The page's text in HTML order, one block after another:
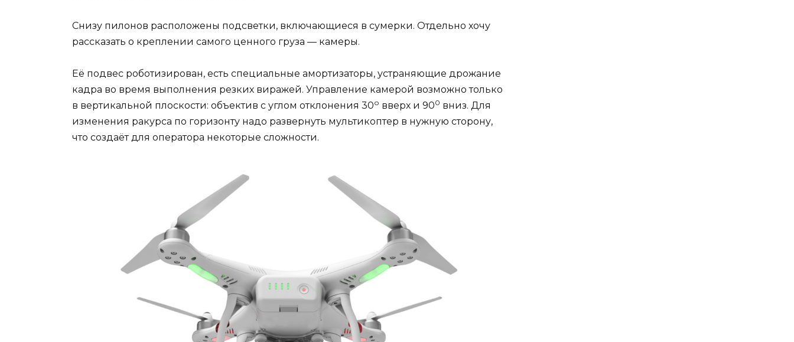
Снизу пилонов расположены подсветки, включающиеся в сумерки. Отдельно хочу
рассказать о креплении самого ценного груза — камеры.
Её подвес роботизирован, есть специальные амортизаторы, устраняющие дрожание
кадра во время выполнения резких виражей. Управление камерой возможно только
в вертикальной плоскости: объектив с углом отклонения 30о вверх и 900 вниз. Для
изменения ракурса по горизонту надо развернуть мультикоптер в нужную сторону,
что создаёт для оператора некоторые сложности.